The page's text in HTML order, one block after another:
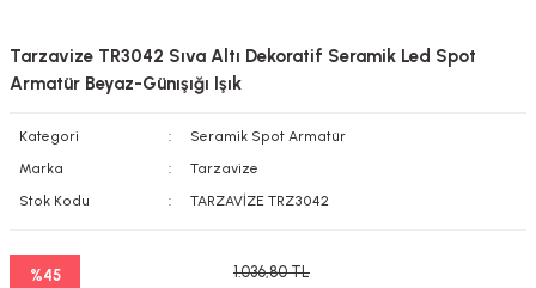
Tarzavize TR3042 Sıva Altı Dekoratif Seramik Led Spot
Armatür Beyaz-Günışığı Işık
Kategori
Seramik Spot Armatür
Marka
Tarzavize
Stok Kodu
TARZAVİZE TRZ3042
%45
1.036,80 TL